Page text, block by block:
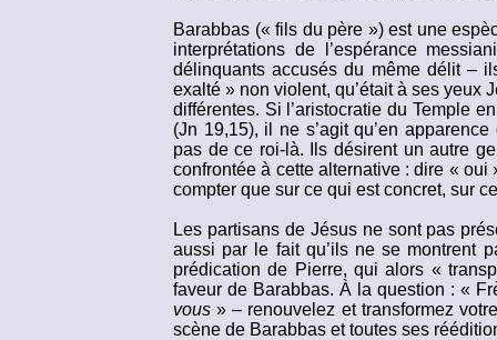
Barabbas (« fils du père ») est une
interprétations de l’espérance
délinquants accusés du même délit –
exalté » non violent, qu’était à ses yeux
différentes. Si l’aristocratie du Temple
(Jn 19,15), il ne s’agit qu’en
pas de ce roi-là. Ils désirent un autre
confrontée à cette alternative : dire « oui
compter que sur ce qui est concret, sur
Les partisans de Jésus ne sont pas
aussi par le fait qu’ils ne se montrent
prédication de Pierre, qui alors «
faveur de Barabbas. À la question : «
vous » – renouvelez et transformez
scène de Barabbas et toutes ses